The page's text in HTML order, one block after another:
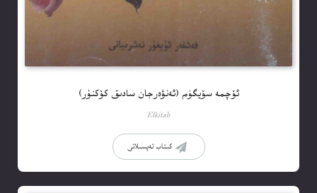
ئۆچمە سۆيگۈم (ئەنۋەرجان سادىق كۆكنۇر)
Elkitab
كىتاب تەپسىلاتى